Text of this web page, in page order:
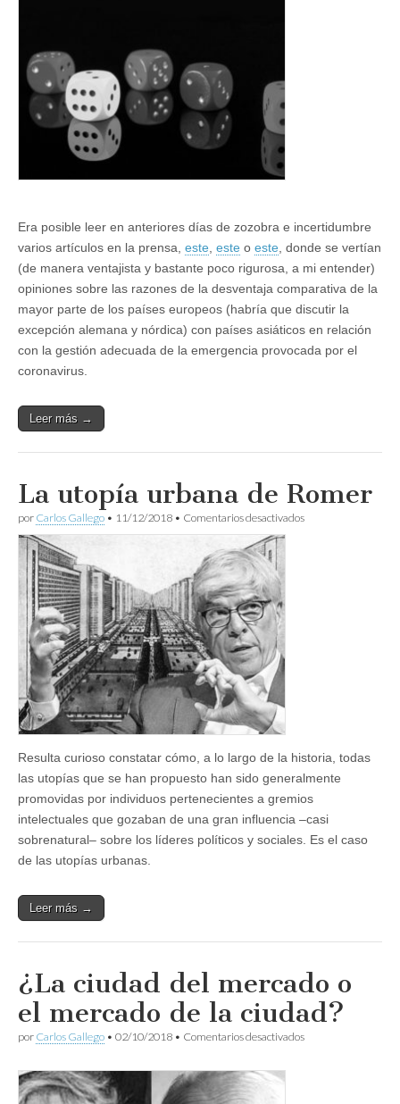
Era posible leer en anteriores días de zozobra e incertidumbre
varios artículos en la prensa, este este o este , donde se vertían
(de manera ventajista y bastante poco rigurosa, a mi entender)
opiniones sobre las razones de la desventaja comparativa de la
mayor parte de los países europeos (habría que discutir la
excepción alemana y nórdica) con países asiáticos en relación
con la gestión adecuada de la emergencia provocada por el
coronavirus.
Leer más →
La utopía urbana de Romer
por Carlos Gallego • 11/12/2018 • Comentarios desactivadosen
Resulta curioso constatar cómo, a lo largo de la historia, todas
las utopías que se han propuesto han sido generalmente
promovidas por individuos pertenecientes a gremios
intelectuales que gozaban de una gran influencia –casi
sobrenatural– sobre los líderes políticos y sociales. Es el caso
de las utopías urbanas.
Leer más →
¿La ciudad del mercado o
el mercado de la ciudad?
por Carlos Gallego • 02/10/2018 • Comentarios desactivadosen